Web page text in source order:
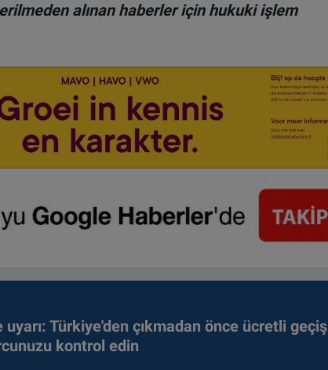
alınan haberler için hukuki işlem
Türkiye'den çıkmadan önce ücretli geçiş
kontrol edin